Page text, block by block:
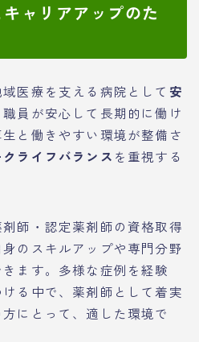
ャリアアップのた
医療を支える病院として 安
員が安心して長期的に働け
と働きやすい環境が整備さ
クライフバランス を重視する
師・認定薬剤師の資格取得
のスキルアップや専門分野
ます。多様な症例を経験
る中で、薬剤師として着実
にとって、適した環境で